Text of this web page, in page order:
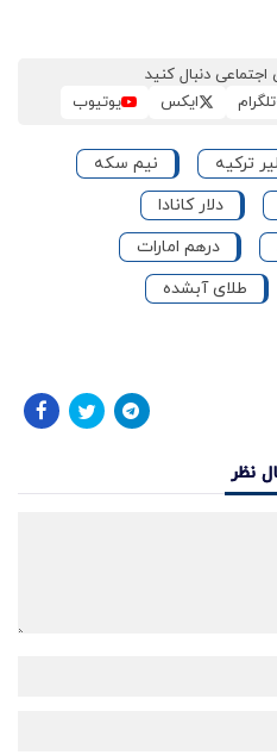
اجتماعی دنبال کنید
تلگرام ایکس یوتیوب
لیر ترکیه
نیم سکه
دلار کانادا
درهم امارات
طلای آبشده
نظر